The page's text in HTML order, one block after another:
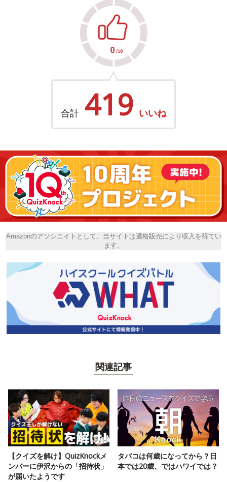
合計 419 いいね
Amazonのアソシエイトとして、当サイトは適格販売により収入を得てい
ます。
関連記事
【クイズを解け】QuizKnockメ
ンバーに伊沢からの「招待状」
が届いたようです
タバコは何歳になってから？日
本では20歳、ではハワイでは？